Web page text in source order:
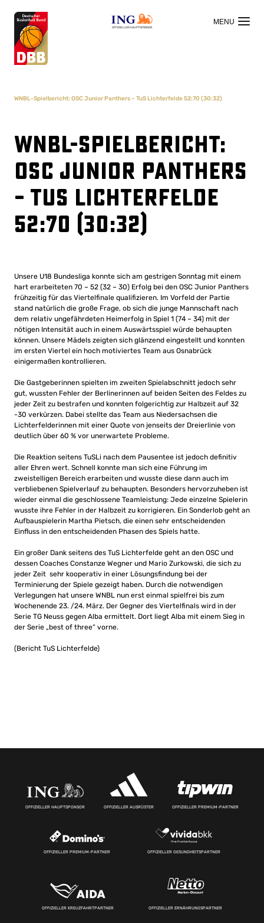
OFFIZIELLER HAUPTSPONSOR
WNBL-Spielbericht: OSC Junior Panthers – TuS Lichterfelde 52:70 (30:32)
WNBL-Spielbericht:
OSC Junior Panthers
– TuS Lichterfelde
52:70 (30:32)
Unsere U18 Bundesliga konnte sich am gestrigen Sonntag mit einem
hart erarbeiteten 70 – 52 (32 – 30) Erfolg bei den OSC Junior Panthers
frühzeitig für das Viertelfinale qualifizieren. Im Vorfeld der Partie
stand natürlich die große Frage, ob sich die junge Mannschaft nach
dem relativ ungefährdeten Heimerfolg in Spiel 1 (74 – 34) mit der
nötigen Intensität auch in einem Auswärtsspiel würde behaupten
können. Unsere Mädels zeigten sich glänzend eingestellt und konnten
im ersten Viertel ein hoch motiviertes Team aus Osnabrück
einigermaßen kontrollieren.
Die Gastgeberinnen spielten im zweiten Spielabschnitt jedoch sehr
gut, wussten Fehler der Berlinerinnen auf beiden Seiten des Feldes zu
jeder Zeit zu bestrafen und konnten folgerichtig zur Halbzeit auf 32
-30 verkürzen. Dabei stellte das Team aus Niedersachsen die
Lichterfelderinnen mit einer Quote von jenseits der Dreierlinie von
deutlich über 60 % vor unerwartete Probleme.
Die Reaktion seitens TuSLi nach dem Pausentee ist jedoch definitiv
aller Ehren wert. Schnell konnte man sich eine Führung im
zweistelligen Bereich erarbeiten und wusste diese dann auch im
verbliebenen Spielverlauf zu behaupten. Besonders hervorzuheben ist
wieder einmal die geschlossene Teamleistung: Jede einzelne Spielerin
wusste ihre Fehler in der Halbzeit zu korrigieren. Ein Sonderlob geht an
Aufbauspielerin Martha Pietsch, die einen sehr entscheidenden
Einfluss in den entscheidenden Phasen des Spiels hatte.
Ein großer Dank seitens des TuS Lichterfelde geht an den OSC und
dessen Coaches Constanze Wegner und Mario Zurkowski, die sich zu
jeder Zeit sehr kooperativ in einer Lösungsfindung bei der
Terminierung der Spiele gezeigt haben. Durch die notwendigen
Verlegungen hat unsere WNBL nun erst einmal spielfrei bis zum
Wochenende 23. /24. März. Der Gegner des Viertelfinals wird in der
Serie TG Neuss gegen Alba ermittelt. Dort liegt Alba mit einem Sieg in
der Serie „best of three“ vorne.
(Bericht TuS Lichterfelde)
OFFIZIELLER HAUPTSPONSOR OFFIZIELLER AUSRÜSTER OFFIZIELLER PREMIUM-PARTNER
OFFIZIELLER PREMIUM-PARTNER OFFIZIELLER GESUNDHEITSPARTNER
OFFIZIELLER KREUZFAHRTPARTNER OFFIZIELLER ERNÄHRUNGSPARTNER